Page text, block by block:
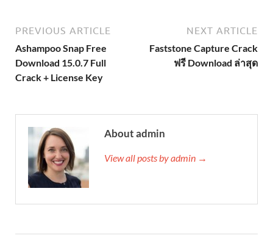
PREVIOUS ARTICLE
Ashampoo Snap Free
Download 15.0.7 Full
Crack + License Key
NEXT ARTICLE
Faststone Capture Crack
ฟรี Download ล่าสุด
About admin
View all posts by admin →